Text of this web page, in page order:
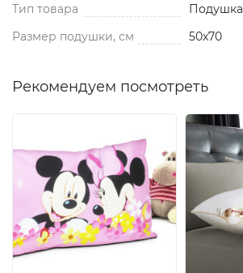
Тип товара
Подушка
Размер подушки, см
50x70
Рекомендуем посмотреть